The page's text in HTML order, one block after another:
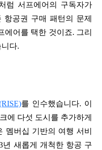
럼 서프에어의 구독자가
항공권 구매 패턴의 문제
에어를 택한 것이죠. 그리
다.
를 인수했습니다. 이
에 다섯 도시를 추가하게
멤버십 기반의 여행 서비
년 새롭게 개척한 항공 구